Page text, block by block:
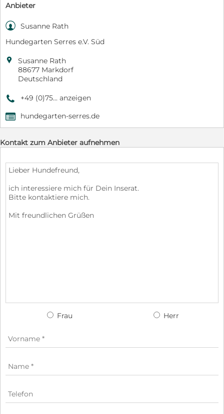
Anbieter
 Susanne Rath
Hundegarten Serres e.V. Süd

Susanne Rath
88677 Markdorf
Deutschland
9 +49 (0)75... anzeigen
, hundegarten-serres.de
Kontakt zum Anbieter aufnehmen
Frau Herr